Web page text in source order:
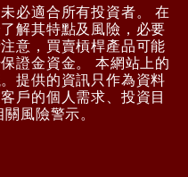
必適合所有投資者。 在
解其特點及風險，必要
意，買賣槓桿產品可能
證金資金。 本網站上的
提供的資訊只作為資料
戶的個人需求、投資目
風險警示。